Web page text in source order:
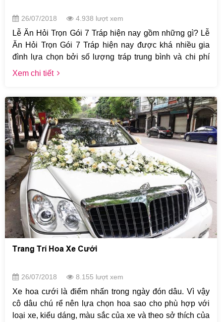
26/07/2018 4.938 lượt xem
Lễ Ăn Hỏi Trọn Gói 7 Tráp hiện nay gồm những gì? Lễ
Ăn Hỏi Trọn Gói 7 Tráp hiện nay được khá nhiều gia
đình lựa chọn bởi số lượng tráp trung bình và chi phí
hợp lý. Chỉ với 5,900,000 khách hàng có thể sở hữu
Xem chi tiết
Trang Trí Hoa Xe Cưới
26/07/2018 8.155 lượt xem
Xe hoa cưới là điểm nhấn trong ngày đón dâu. Vì vậy
cô dâu chú rể nên lựa chọn hoa sao cho phù hợp với
loại xe, kiểu dáng, màu sắc của xe và theo sở thích của